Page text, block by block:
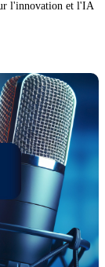
l'innovation et l'IA